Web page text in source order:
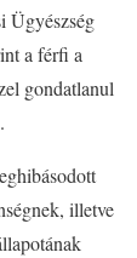
Ügyészség
a férfi a
gondatlanul
illetve